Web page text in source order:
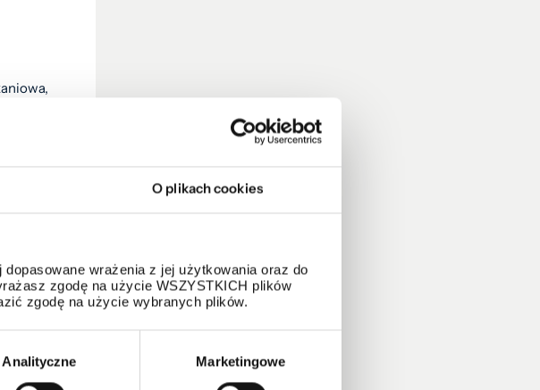
O plikach cookies
wrażenia z jej użytkowania oraz do
zgodę na użycie WSZYSTKICH plików
zgodę na użycie wybranych plików.
Analityczne Marketingowe